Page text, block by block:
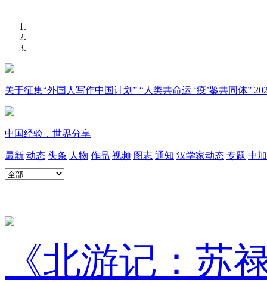
关于征集“外国人写作中国计划” “人类共命运 ‘疫’鉴共同体”
中国经验，世界分享
最新 动态 头条 人物 作品 视频 图志 通知 汉学家动态 专题 中
《北游记：苏